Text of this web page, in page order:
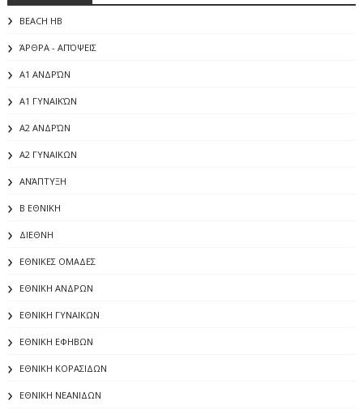
BEACH HB
ΆΡΘΡΑ - ΑΠΌΨΕΙΣ
Α1 ΑΝΔΡΏΝ
Α1 ΓΥΝΑΙΚΏΝ
Α2 ΑΝΔΡΏΝ
Α2 ΓΥΝΑΙΚΩΝ
ΑΝΆΠΤΥΞΗ
Β ΕΘΝΙΚΗ
ΔΙΕΘΝΗ
ΕΘΝΙΚΕΣ ΟΜΑΔΕΣ
ΕΘΝΙΚΗ ΑΝΔΡΩΝ
ΕΘΝΙΚΗ ΓΥΝΑΙΚΩΝ
ΕΘΝΙΚΗ ΕΦΗΒΩΝ
ΕΘΝΙΚΗ ΚΟΡΑΣΙΔΩΝ
ΕΘΝΙΚΗ ΝΕΑΝΙΔΩΝ